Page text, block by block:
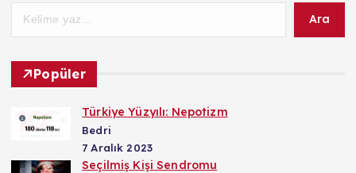
Ara
Popüler
Türkiye Yüzyılı: Nepotizm
Bedri
7 Aralık 2023
Seçilmiş Kişi Sendromu